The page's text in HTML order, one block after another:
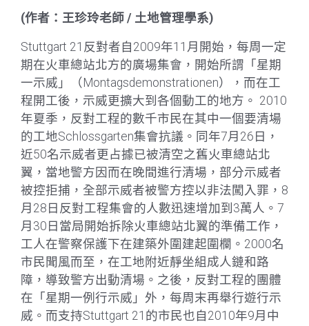
(作者：王珍玲老師 / 土地管理學系)
Stuttgart 21反對者自2009年11月開始，每周一定
期在火車總站北方的廣場集會，開始所謂「星期
一示威」（Montagsdemonstrationen），而在工
程開工後，示威更擴大到各個動工的地方。 2010
年夏季，反對工程的數千市民在其中一個要清場
的工地Schlossgarten集會抗議。同年7月26日，
近50名示威者更占據已被清空之舊火車總站北
翼，當地警方因而在晚間進行清場，部分示威者
被控拒捕，全部示威者被警方控以非法闖入罪，8
月28日反對工程集會的人數迅速增加到3萬人。7
月30日當局開始拆除火車總站北翼的準備工作，
工人在警察保護下在建築外圍建起圍欄。2000名
市民聞風而至，在工地附近靜坐組成人鏈和路
障，導致警方出動清場。之後，反對工程的團體
在「星期一例行示威」外，每周末再舉行遊行示
威。而支持Stuttgart 21的市民也自2010年9月中